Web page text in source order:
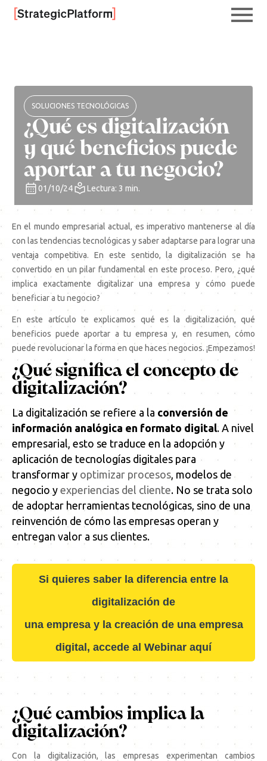
SOLUCIONES TECNOLÓGICAS
¿Qué es digitalización
y qué beneficios puede
aportar a tu negocio?
01/10/24 Lectura: 3 min.
En el mundo empresarial actual, es imperativo mantenerse al día
con las tendencias tecnológicas y saber adaptarse para lograr una
ventaja competitiva. En este sentido, la digitalización se ha
convertido en un pilar fundamental en este proceso. Pero, ¿qué
implica exactamente digitalizar una empresa y cómo puede
beneficiar a tu negocio?
En este artículo te explicamos qué es la digitalización, qué
beneficios puede aportar a tu empresa y, en resumen, cómo
puede revolucionar la forma en que haces negocios. ¡Empezamos!
¿Qué significa el concepto de
digitalización?
La digitalización se refiere a la conversión de
información analógica en formato digital. A nivel
empresarial, esto se traduce en la adopción y
aplicación de tecnologías digitales para
transformar y optimizar procesos, modelos de
negocio y experiencias del cliente. No se trata solo
de adoptar herramientas tecnológicas, sino de una
reinvención de cómo las empresas operan y
entregan valor a sus clientes.
Si quieres saber la diferencia entre la
digitalización de
una empresa y la creación de una empresa
digital, accede al Webinar aquí
¿Qué cambios implica la
digitalización?
Con la digitalización, las empresas experimentan cambios